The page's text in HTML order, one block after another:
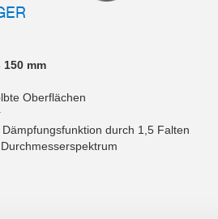
150 mm
Oberflächen
durch 1,5 Falten